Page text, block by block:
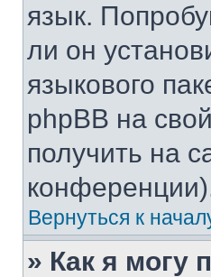
язык.
ли он
языкового
phpBB на
получить на
Вернуться к
» Как я могу